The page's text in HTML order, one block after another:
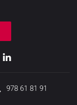
978 61 81 91